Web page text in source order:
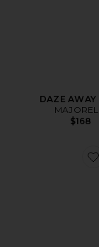
DAZE AWAY
$168